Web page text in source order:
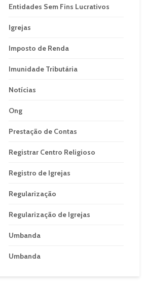
Entidades Sem Fins Lucrativos
Igrejas
Imposto de Renda
Imunidade Tributária
Notícias
Ong
Prestação de Contas
Registrar Centro Religioso
Registro de Igrejas
Regularização
Regularização de Igrejas
Umbanda
Umbanda